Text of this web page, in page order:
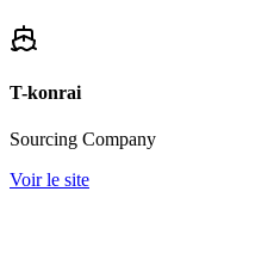
T-konrai
Sourcing Company
Voir le site